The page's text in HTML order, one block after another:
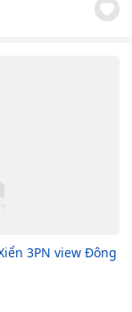
3PN view Đông